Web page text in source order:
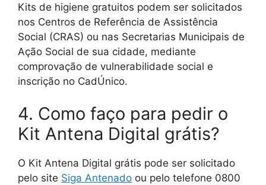
Kits de higiene gratuitos podem ser solicitados
nos Centros de Referência de Assistência
Social (CRAS) ou nas Secretarias Municipais de
Ação Social de sua cidade, mediante
comprovação de vulnerabilidade social e
inscrição no CadÚnico.
4. Como faço para pedir o
Kit Antena Digital grátis?
O Kit Antena Digital grátis pode ser solicitado
pelo site Siga Antenado ou pelo telefone 0800